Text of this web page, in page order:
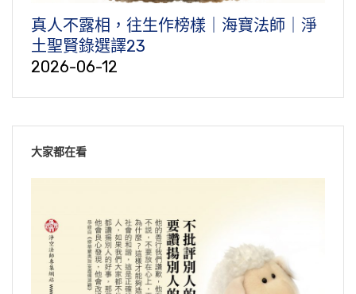
真人不露相，往生作榜樣｜海寶法師｜淨
土聖賢錄選譯23
2026-06-12
大家都在看